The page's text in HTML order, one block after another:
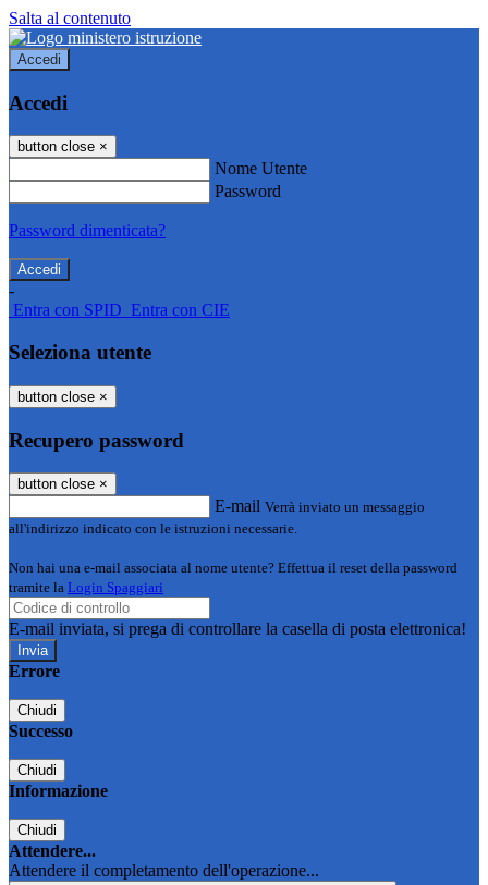
Salta al contenuto
Accedi
Accedi
button close ×
Nome Utente
Password
Password dimenticata?
-
Entra con SPID Entra con CIE
Seleziona utente
button close ×
Recupero password
button close ×
E-mail Verrà inviato un messaggio
all'indirizzo indicato con le istruzioni necessarie.
Non hai una e-mail associata al nome utente? Effettua il reset della password
tramite la Login Spaggiari
E-mail inviata, si prega di controllare la casella di posta elettronica!
Errore
Chiudi
Successo
Chiudi
Informazione
Chiudi
Attendere...
Attendere il completamento dell'operazione...